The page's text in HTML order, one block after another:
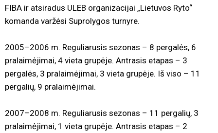
FIBA ir atsiradus ULEB organizacijai „Lietuvos Ryto“
komanda varžėsi Suprolygos turnyre.
2005–2006 m. Reguliarusis sezonas – 8 pergalės, 6
pralaimėjimai, 4 vieta grupėje. Antrasis etapas – 3
pergalės, 3 pralaimėjimai, 3 vieta grupėje. Iš viso – 11
pergalių, 9 pralaimėjimai.
2007–2008 m. Reguliarusis sezonas – 11 pergalių, 3
pralaimėjimai, 1 vieta grupėje. Antrasis etapas – 2